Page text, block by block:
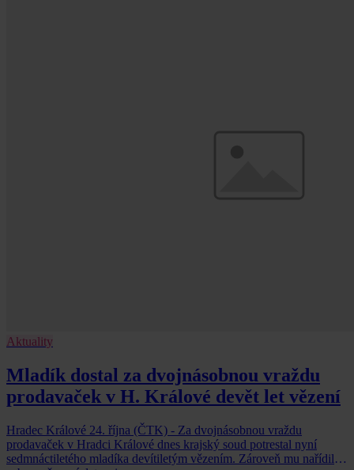
Aktuality
Mladík dostal za dvojnásobnou vraždu
prodavaček v H. Králové devět let vězení
Hradec Králové 24. října (ČTK) - Za dvojnásobnou vraždu
prodavaček v Hradci Králové dnes krajský soud potrestal nyní
sedmnáctiletého mladíka devítiletým vězením. Zároveň mu nařídil